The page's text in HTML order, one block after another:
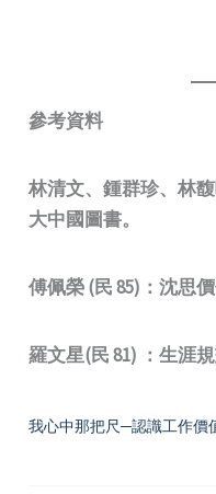
參考資料
林清文、鍾群珍、林
大中國圖書。
傅佩榮 (民 85)：沈思
羅文星(民 81) ：生涯規
我心中那把尺─認識工作價